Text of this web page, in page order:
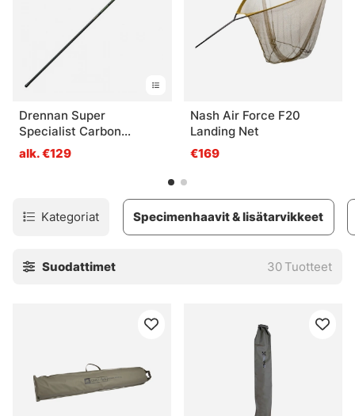
Drennan Super
Specialist Carbon
Twistlock
alk. €129
Nash Air Force F20
Landing Net
€169
Kategoriat Specimenhaavit & lisätarvikkeet
Suodattimet 30 Tuotteet